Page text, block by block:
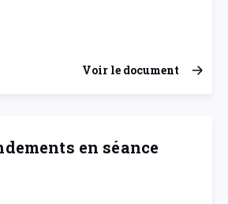
Voir le document
en séance